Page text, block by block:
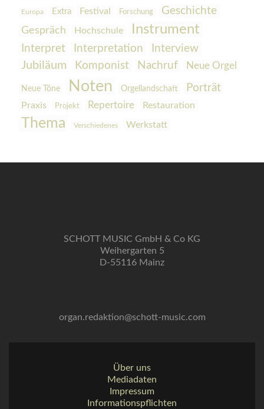
Europa Extra Festival Forschung Geschichte
Gespräch Hochschule Instrument
Interpret Interpretation
Interview
Jubiläum
Komponist Nachruf Neue Orgel
Neue Töne Noten Orgellandschaft Porträt
Praxis Projekt Repertoire Restauration
Thema Verschiedenes Werkstatt
SCHOTT MUSIC GmbH & Co KG
Weihergarten 5
D-55116 Mainz
organ.redaktion@schott-music.com
Über uns
Mediadaten
Impressum
Informationspflichten